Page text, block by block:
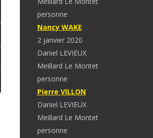
personne
Nancy WAKE
2 janvier 2020
Daniel LEVIEUX
Meillard Le Montet
personne
Pierre VILLON
Daniel LEVIEUX
Meillard Le Montet
personne